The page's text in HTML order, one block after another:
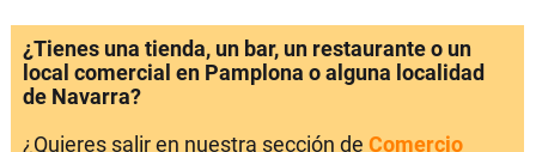
¿Tienes una tienda, un bar, un restaurante o un
local comercial en Pamplona o alguna localidad
de Navarra?
¿Quieres salir en nuestra sección de Comercio